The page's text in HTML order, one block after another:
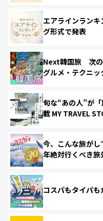
エアラインラン
グ形式で発表
Next韓国旅 次の
グルメ・テクニッ
旬な“あの人”が
載 MY TRAVEL
今、こんな旅が
年絶対行くべき旅
コスパもタイパ